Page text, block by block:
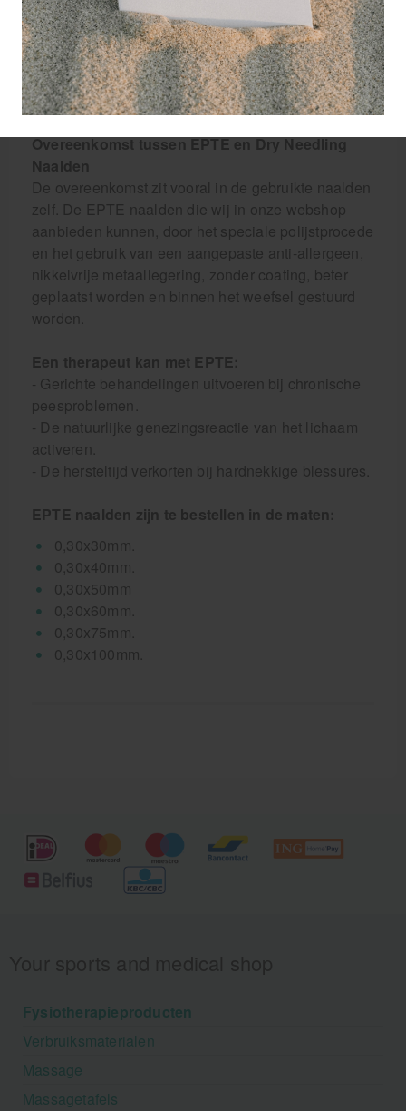
stuurt. De focus ligt op het behandelen van
peesweefsel.
- Dry Needling naalden:Worden voornamelijk
ingezet om spierknopen (triggerpoints) los te maken
zonder elektrische stimulatie.
Overeenkomst tussen EPTE en Dry Needling
Naalden
De overeenkomst zit vooral in de gebruikte naalden
zelf. De EPTE naalden die wij in onze webshop
aanbieden kunnen, door het speciale polijstprocede
en het gebruik van een aangepaste anti-allergeen,
nikkelvrije metaallegering, zonder coating, beter
geplaatst worden en binnen het weefsel gestuurd
worden.
Een therapeut kan met EPTE:
- Gerichte behandelingen uitvoeren bij chronische
peesproblemen.
- De natuurlijke genezingsreactie van het lichaam
activeren.
- De hersteltijd verkorten bij hardnekkige blessures.
EPTE naalden zijn te bestellen in de maten:
0,30x30mm.
0,30x40mm.
0,30x50mm
0,30x60mm.
0,30x75mm.
0,30x100mm.
Fysiotherapieproducten
Verbruiksmaterialen
Massage
Massagetafels